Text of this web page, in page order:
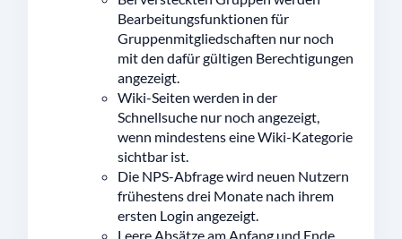
Bearbeitungsfunktionen für
Gruppenmitgliedschaften nur noch
mit den dafür gültigen Berechtigungen
angezeigt.
Wiki-Seiten werden in der
Schnellsuche nur noch angezeigt,
wenn mindestens eine Wiki-Kategorie
sichtbar ist.
Die NPS-Abfrage wird neuen Nutzern
frühestens drei Monate nach ihrem
ersten Login angezeigt.
Leere Absätze am Anfang und Ende